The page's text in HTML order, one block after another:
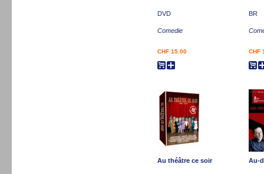
DVD
Comedie
CHF 15.00
BR
CHF
Au théâtre ce soir Au-